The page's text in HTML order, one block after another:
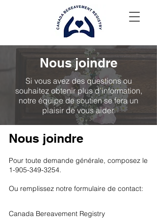
Nous joindre
Si vous avez des questions ou
souhaitez obtenir plus d’information,
notre équipe de soutien se fera un
plaisir de vous aider.
Nous joindre
Pour toute demande générale, composez le
1-905-349-3254.
Ou remplissez notre formulaire de contact:
Canada Bereavement Registry